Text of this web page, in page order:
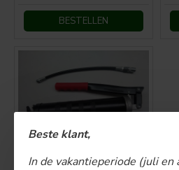
Beste klant,
In de vakantieperiode (juli en
BESTELLEN
Vetspuit